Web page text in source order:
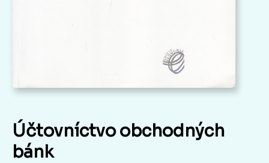
Účtovníctvo obchodných
bánk